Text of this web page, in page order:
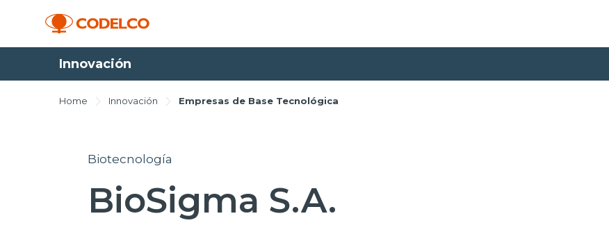
Innovación
Home Innovación Empresas de Base Tecnológica
Biotecnología
BioSigma S.A.